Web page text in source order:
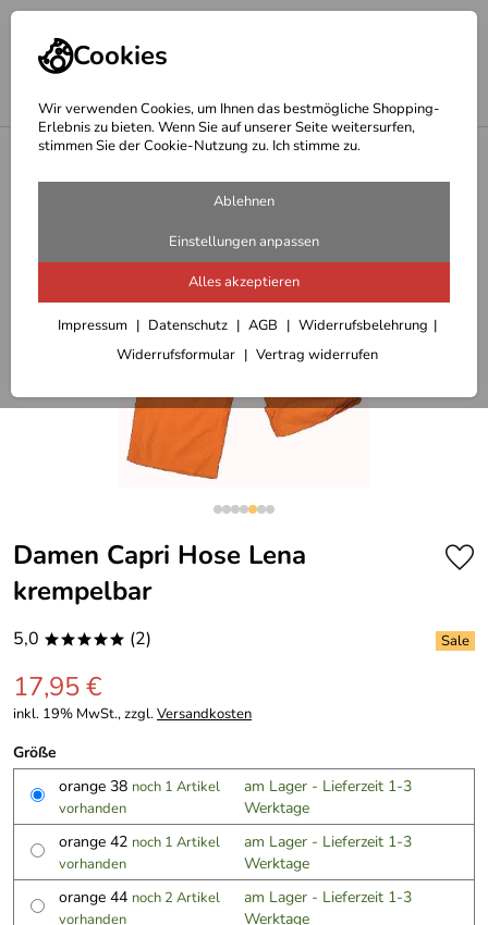
Cookies
Wir verwenden Cookies, um Ihnen das bestmögliche Shopping-
Erlebnis zu bieten. Wenn Sie auf unserer Seite weitersurfen,
stimmen Sie der Cookie-Nutzung zu. Ich stimme zu.
Ablehnen
Einstellungen anpassen
Alles akzeptieren
Impressum Datenschutz AGB
Widerrufsbelehrung
Widerrufsformular
Vertrag widerrufen
Outdoor Hosen/Röcke Damen
Damen Capri Hose Lena
krempelbar
5,0 ***** (2)
17,95 €
inkl. 19% MwSt., zzgl.Versandkosten
Größe
orange 38 noch 1 Artikel
vorhanden
am Lager - Lieferzeit 1-3
Werktage
orange 42 noch 1 Artikel
vorhanden
am Lager - Lieferzeit 1-3
Werktage
orange 44 noch 2 Artikel
vorhanden
am Lager - Lieferzeit 1-3
Werktage